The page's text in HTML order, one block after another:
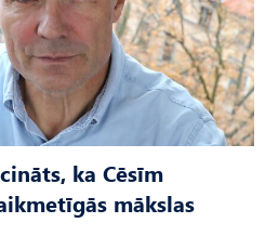
ka Cēsīm
mākslas